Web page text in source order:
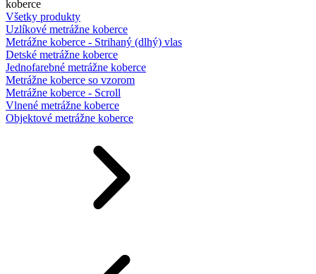
koberce
Všetky produkty
Uzlíkové metrážne koberce
Metrážne koberce - Strihaný (dlhý) vlas
Detské metrážne koberce
Jednofarebné metrážne koberce
Metrážne koberce so vzorom
Metrážne koberce - Scroll
Vlnené metrážne koberce
Objektové metrážne koberce